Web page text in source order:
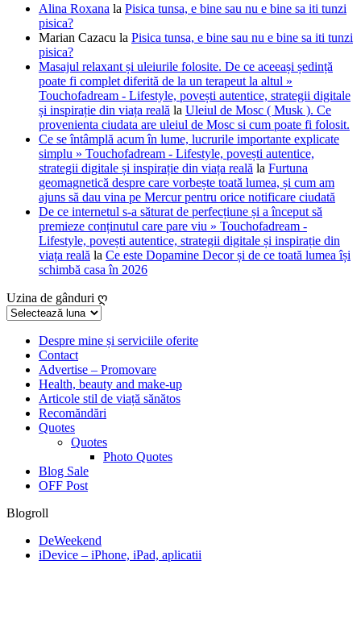
Alina Roxana la Pisica tunsa, e bine sau nu e bine sa iti tunzi
pisica?
Marian Cazacu la Pisica tunsa, e bine sau nu e bine sa iti tunzi
pisica?
Masajul relaxant și uleiurile folosite. De ce aceeași ședință
poate fi complet diferită de la un terapeut la altul »
Touchofadream - Lifestyle, povești autentice, strategii digitale
și inspirație din viața reală la Uleiul de Mosc ( Musk ). Ce
provenienta ciudata are uleiul de Mosc si cum poate fi folosit.
Ce se întâmplă acum în lume, lucrurile importante explicate
simplu » Touchofadream - Lifestyle, povești autentice,
strategii digitale și inspirație din viața reală la Furtuna
geomagnetică despre care vorbește toată lumea, și cum am
ajuns să dau vina pe Mercur pentru orice notificare ciudată
De ce internetul s-a săturat de perfecțiune și a început să
premieze conținutul care pare viu » Touchofadream -
Lifestyle, povești autentice, strategii digitale și inspirație din
viața reală la Ce este Dopamine Decor și de ce toată lumea își
schimbă casa în 2026
Uzina de gânduri ღ
Uzina
gânduriDespre mine și serviciile oferite
Contact
Advertise – Promovare
Health, beauty and make-up
Articole stil de viață sănătos
Recomăndări
Quotes
Quotes
Photo Quotes
Blog Sale
OFF Post
Blogroll
DeWeekend
iDevice – iPhone, iPad, aplicatii